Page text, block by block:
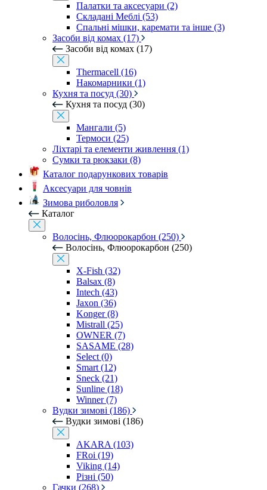
Палатки та аксесуари (2)
Складані Меблі (53)
Спальні мішки, каремати та інше (3)
Засоби від комах (17)
Засоби від комах (17)
Thermacell (16)
Накомарники (1)
Кухня та посуд (30)
Кухня та посуд (30)
Мангали (5)
Термоси (25)
Ліхтарі та елементи живлення (1)
Сумки та рюкзаки (8)
Каталог подарункових товарів
Аксесуари для човнів
Зимова риболовля
Каталог
Волосінь, Флюорокарбон (250)
Волосінь, Флюорокарбон (250)
X-Fish (32)
Balsax (8)
Intech (43)
Jaxon (36)
Konger (8)
Mistrall (25)
OWNER (7)
SASAME (28)
Select (0)
Smart (12)
Sneck (21)
Sunline (18)
Winner (7)
Вудки зимові (186)
Вудки зимові (186)
AKARA (103)
FRoi (19)
Viking (14)
Різні (50)
Гачки (268)